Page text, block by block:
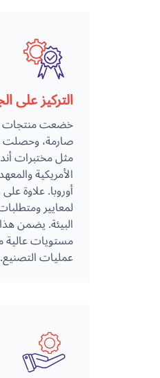
التركيز على
خضعت منتجات
صارمة، وحصلت
أوروبا. علاوة
لمعايير
البيئة. يضمن
مستويات عالية
عمليات التصنيع.